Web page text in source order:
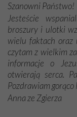
Szanowni Państwo!
Jesteście
broszury i ulotki
wielu faktach oraz
czytam z wielkim
informacje o
otwierają serca.
Pozdrawiam gorąco
Anna ze Zgierza